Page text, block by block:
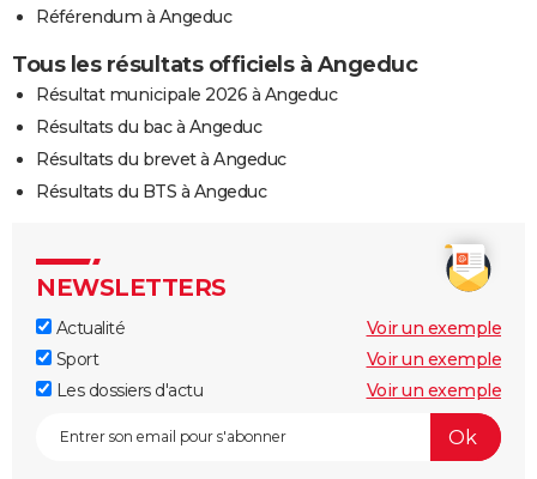
Référendum à Angeduc
Tous les résultats officiels à Angeduc
Résultat municipale 2026 à Angeduc
Résultats du bac à Angeduc
Résultats du brevet à Angeduc
Résultats du BTS à Angeduc
NEWSLETTERS
Actualité
Voir un exemple
Sport
Voir un exemple
Les dossiers d'actu
Voir un exemple